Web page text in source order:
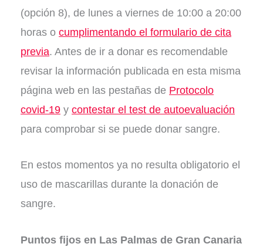
(opción 8), de lunes a viernes de 10:00 a 20:00
horas o cumplimentando el formulario de cita
previa. Antes de ir a donar es recomendable
revisar la información publicada en esta misma
página web en las pestañas de Protocolo
covid-19 y contestar el test de autoevaluación
para comprobar si se puede donar sangre.
En estos momentos ya no resulta obligatorio el
uso de mascarillas durante la donación de
sangre.
Puntos fijos en Las Palmas de Gran Canaria